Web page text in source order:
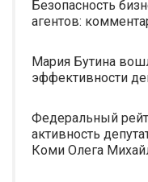
Безопасность
агентов:
Мария Бутина
эффективности
Федеральный
активность
Коми Олега